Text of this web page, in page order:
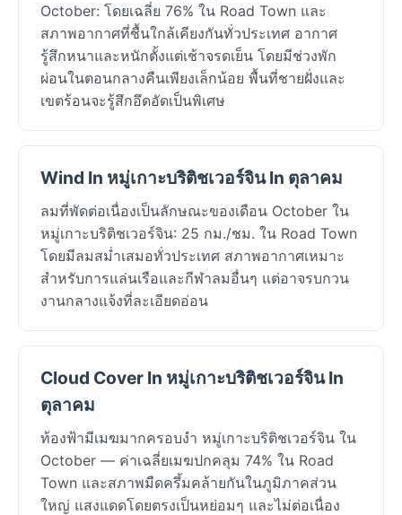
October: โดยเฉลี่ย 76% ใน Road Town และ
สภาพอากาศที่ชื้นใกล้เคียงกันทั่วประเทศ อากาศ
รู้สึกหนาและหนักตั้งแต่เช้าจรดเย็น โดยมีช่วงพัก
ผ่อนในตอนกลางคืนเพียงเล็กน้อย พื้นที่ชายฝั่งและ
เขตร้อนจะรู้สึกอึดอัดเป็นพิเศษ
Wind In หมู่เกาะบริติชเวอร์จิน In ตุลาคม
ลมที่พัดต่อเนื่องเป็นลักษณะของเดือน October ใน
หมู่เกาะบริติชเวอร์จิน: 25 กม./ชม. ใน Road Town
โดยมีลมสม่ำเสมอทั่วประเทศ สภาพอากาศเหมาะ
สำหรับการแล่นเรือและกีฬาลมอื่นๆ แต่อาจรบกวน
งานกลางแจ้งที่ละเอียดอ่อน
Cloud Cover In หมู่เกาะบริติชเวอร์จิน In
ตุลาคม
ท้องฟ้ามีเมฆมากครอบงำ หมู่เกาะบริติชเวอร์จิน ใน
October — ค่าเฉลี่ยเมฆปกคลุม 74% ใน Road
Town และสภาพมืดครึ้มคล้ายกันในภูมิภาคส่วน
ใหญ่ แสงแดดโดยตรงเป็นหย่อมๆ และไม่ต่อเนื่อง